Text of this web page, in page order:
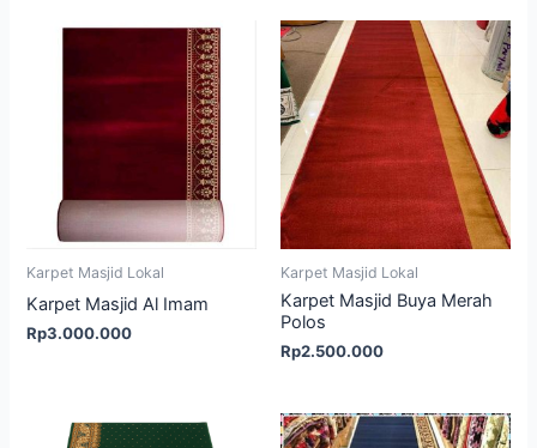
Karpet Masjid Lokal
Karpet Masjid Al Imam
Rp3.000.000
Karpet Masjid Lokal
Karpet Masjid Buya Merah
Polos
Rp2.500.000